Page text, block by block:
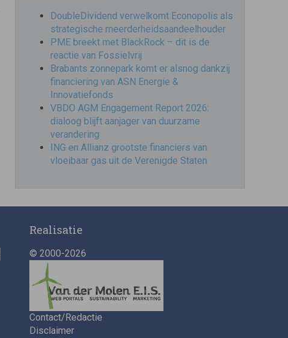
DoubleDividend verwelkomt Econopolis als
strategische meerderheidsaandeelhouder
PME breekt met BlackRock – dit is de
reactie van Fossielvrij
Brabants zonnepark komt er alsnog dankzij
financiering van ASN Energie &
Innovatiefonds
VBDO AGM Engagement Report 2026:
dialoog blijft aanjager van duurzame
verandering
ING en Allianz grootste financiers van
vloeibaar gas uit de Verenigde Staten
Realisatie
© 2000-2026
Contact/Redactie
Disclaimer